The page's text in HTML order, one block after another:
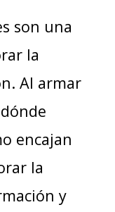
son una
la
Al armar
encajan
la
y